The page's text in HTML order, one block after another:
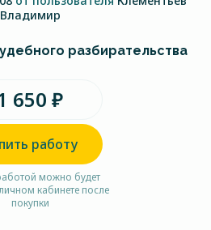
Владимир
разбирательства
650 ₽
работу
можно будет
кабинете после
покупки